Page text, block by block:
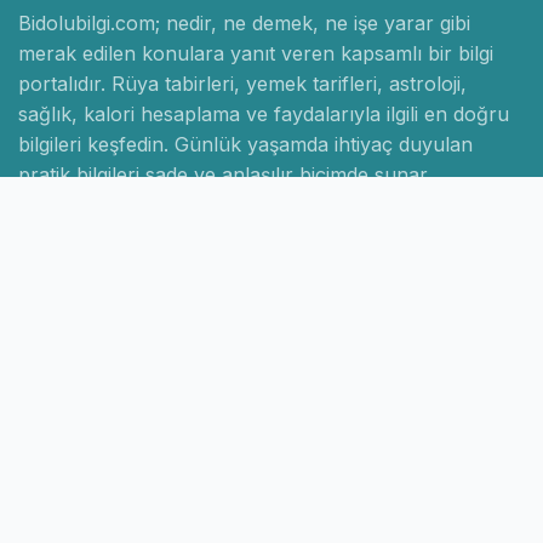
Bidolubilgi.com; nedir, ne demek, ne işe yarar gibi
merak edilen konulara yanıt veren kapsamlı bir bilgi
portalıdır. Rüya tabirleri, yemek tarifleri, astroloji,
sağlık, kalori hesaplama ve faydalarıyla ilgili en doğru
bilgileri keşfedin. Günlük yaşamda ihtiyaç duyulan
pratik bilgileri sade ve anlaşılır biçimde sunar.